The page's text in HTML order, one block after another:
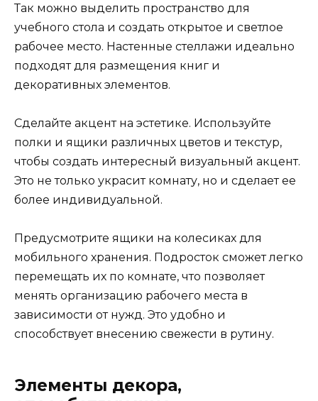
Так можно выделить пространство для
учебного стола и создать открытое и светлое
рабочее место. Настенные стеллажи идеально
подходят для размещения книг и
декоративных элементов.
Сделайте акцент на эстетике. Используйте
полки и ящики различных цветов и текстур,
чтобы создать интересный визуальный акцент.
Это не только украсит комнату, но и сделает ее
более индивидуальной.
Предусмотрите ящики на колесиках для
мобильного хранения. Подросток сможет легко
перемещать их по комнате, что позволяет
менять организацию рабочего места в
зависимости от нужд. Это удобно и
способствует внесению свежести в рутину.
Элементы декора,